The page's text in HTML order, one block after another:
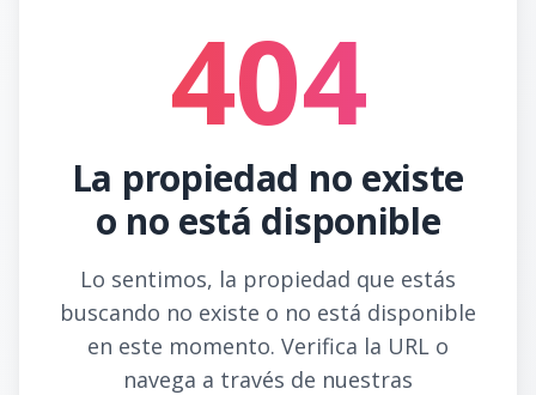
404
La propiedad no existe
o no está disponible
Lo sentimos, la propiedad que estás
buscando no existe o no está disponible
en este momento. Verifica la URL o
navega a través de nuestras